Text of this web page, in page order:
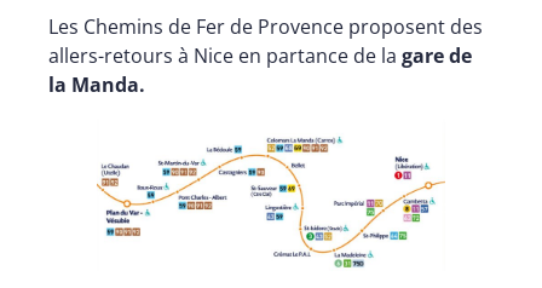
Les Chemins de Fer de Provence proposent des
allers-retours à Nice en partance de la gare de
la Manda.